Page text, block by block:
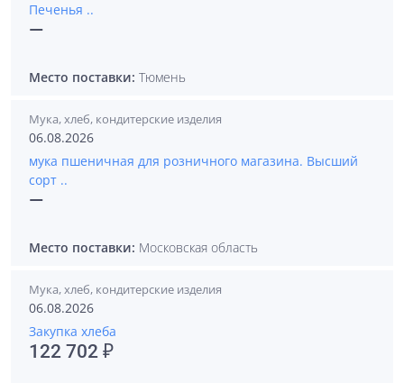
Печенья ..
—
Место поставки: Тюмень
Мука, хлеб, кондитерские изделия
06.08.2026
мука пшеничная для розничного магазина. Высший
сорт ..
—
Место поставки: Московская область
Мука, хлеб, кондитерские изделия
06.08.2026
Закупка хлеба
122 702 ₽